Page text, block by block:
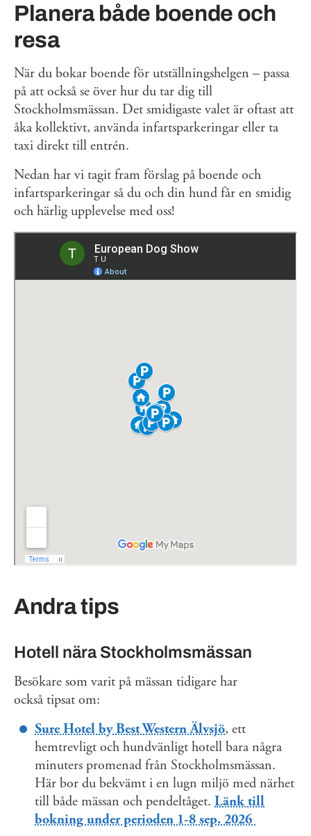
Planera både boende och
resa
När du bokar boende för utställningshelgen – passa
på att också se över hur du tar dig till
Stockholmsmässan. Det smidigaste valet är oftast att
åka kollektivt, använda infartsparkeringar eller ta
taxi direkt till entrén.
Nedan har vi tagit fram förslag på boende och
infartsparkeringar så du och din hund får en smidig
och härlig upplevelse med oss!
Andra tips
Hotell nära Stockholmsmässan
Besökare som varit på mässan tidigare har
också tipsat om:
Sure Hotel by Best Western Älvsjö, ett
hemtrevligt och hundvänligt hotell bara några
minuters promenad från Stockholmsmässan.
Här bor du bekvämt i en lugn miljö med närhet
till både mässan och pendeltåget. Länk till
bokning under perioden 1-8 sep. 2026